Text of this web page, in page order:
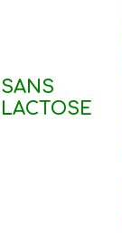
SANS
LACTOSE